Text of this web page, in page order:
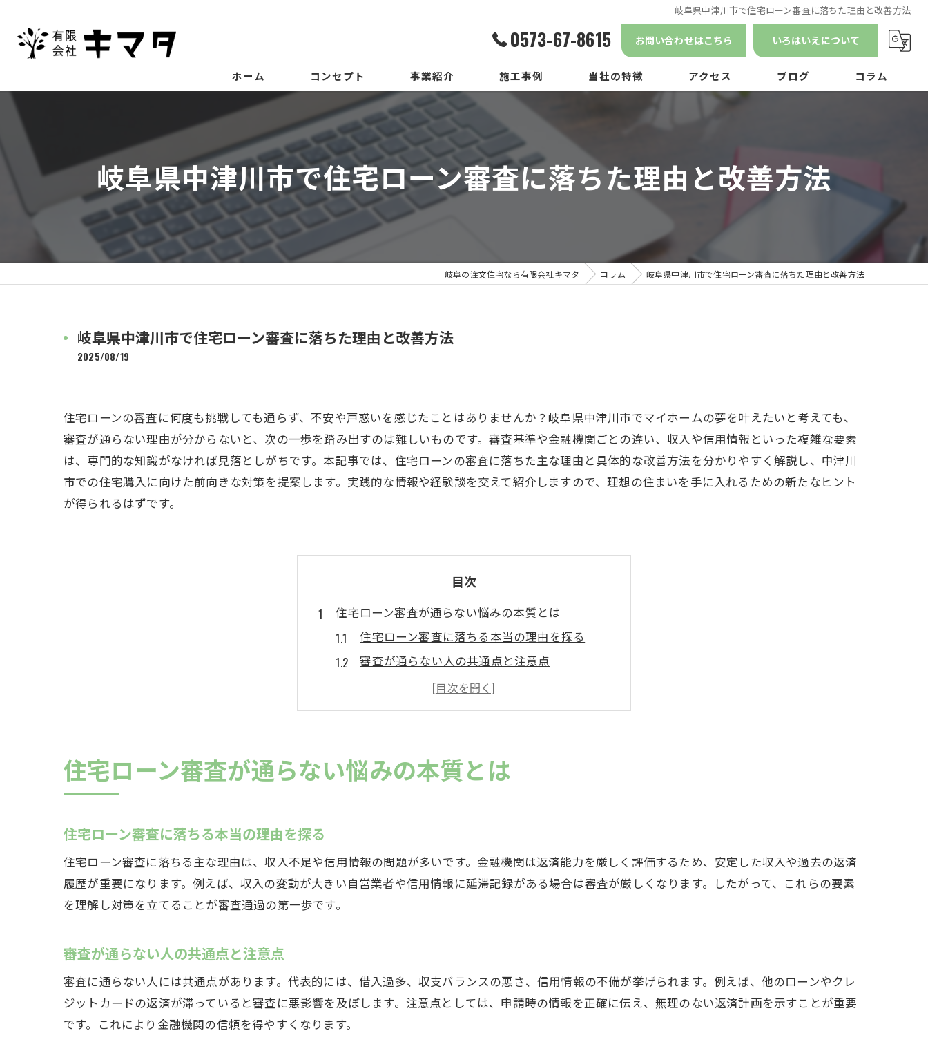
岐阜県中津川市で住宅ローン審査に落ちた理由と改善方法
0573-67-8615 お問い合わせはこちら いろはいえについて
ホーム コンセプト 事業紹介
家造りまでの流れ
いろはいえの選び方
地震保証付住宅とは
施工事例 当社の特徴
デザイン
施工
アクセス ブログ コラム
岐阜県中津川市で住宅ローン審査に落ちた理由と改善方法
岐阜の注文住宅なら有限会社キマタ コラム 岐阜県中津川市で住宅ローン審査に落ちた理由と改善方法
岐阜県中津川市で住宅ローン審査に落ちた理由と改善方法
2025/08/19
住宅ローンの審査に何度も挑戦しても通らず、不安や戸惑いを感じたことはありませんか？岐阜県中津川市でマイホームの夢を叶えたいと考えても、
審査が通らない理由が分からないと、次の一歩を踏み出すのは難しいものです。審査基準や金融機関ごとの違い、収入や信用情報といった複雑な要素
は、専門的な知識がなければ見落としがちです。本記事では、住宅ローンの審査に落ちた主な理由と具体的な改善方法を分かりやすく解説し、中津川
市での住宅購入に向けた前向きな対策を提案します。実践的な情報や経験談を交えて紹介しますので、理想の住まいを手に入れるための新たなヒント
が得られるはずです。
目次
住宅ローン審査が通らない悩みの本質とは
住宅ローン審査に落ちる本当の理由を探る
審査が通らない人の共通点と注意点
住宅ローンに必要な信用情報の基礎知識
住宅ローン審査が難航する背景を理解する
再挑戦前に見直すべき住宅ローンのポイント
中津川市で住宅ローン審査に再挑戦するコツ
住宅ローン審査クリアのための収入の見直し
信用情報を改善して再挑戦を有利に進める
住宅ローン審査否決の主要な原因を詳しく解説
信用情報や借入状況が審査に与える影響
住宅ローン審査が通らない悩みの本質とは
住宅ローン審査に落ちる本当の理由を探る
住宅ローン審査に落ちる主な理由は、収入不足や信用情報の問題が多いです。金融機関は返済能力を厳しく評価するため、安定した収入や過去の返済
履歴が重要になります。例えば、収入の変動が大きい自営業者や信用情報に延滞記録がある場合は審査が厳しくなります。したがって、これらの要素
を理解し対策を立てることが審査通過の第一歩です。
審査が通らない人の共通点と注意点
審査に通らない人には共通点があります。代表的には、借入過多、収支バランスの悪さ、信用情報の不備が挙げられます。例えば、他のローンやクレ
ジットカードの返済が滞っていると審査に悪影響を及ぼします。注意点としては、申請時の情報を正確に伝え、無理のない返済計画を示すことが重要
です。これにより金融機関の信頼を得やすくなります。